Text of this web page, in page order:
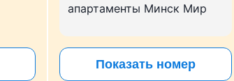
апартаменты Минск Мир
Показать номер